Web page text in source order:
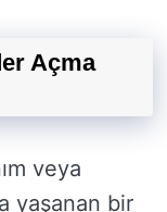
Açma
veya
yaşanan bir